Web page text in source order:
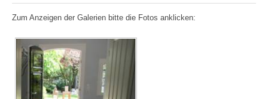
Zum Anzeigen der Galerien bitte die Fotos anklicken: